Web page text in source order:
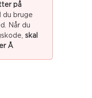
på
du bruge
Når du
skal
Å